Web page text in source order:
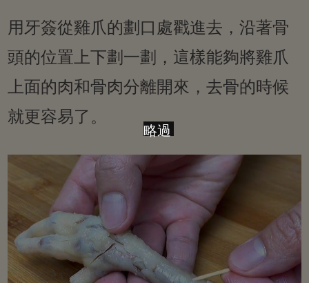
用牙簽從雞爪的劃口處戳進去，沿著骨
頭的位置上下劃一劃，這樣能夠將雞爪
上面的肉和骨肉分離開來，去骨的時候
就更容易了。
略過